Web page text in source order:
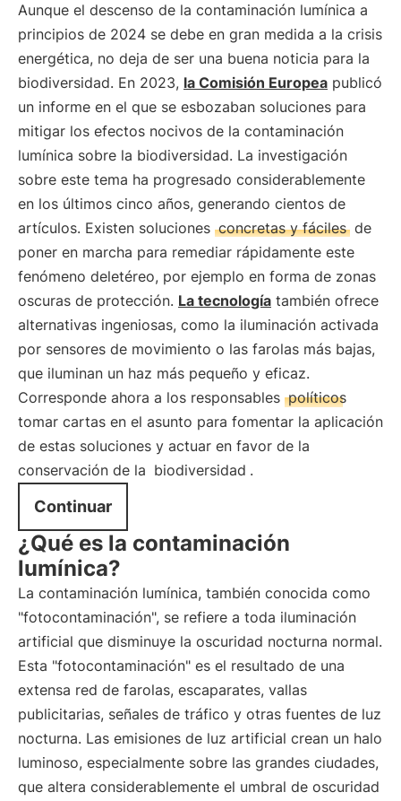
Aunque el descenso de la contaminación lumínica a
principios de 2024 se debe en gran medida a la crisis
energética, no deja de ser una buena noticia para la
biodiversidad. En 2023, la Comisión Europea publicó
un informe en el que se esbozaban soluciones para
mitigar los efectos nocivos de la contaminación
lumínica sobre la biodiversidad. La investigación
sobre este tema ha progresado considerablemente
en los últimos cinco años, generando cientos de
artículos. Existen soluciones concretas y fáciles de
poner en marcha para remediar rápidamente este
fenómeno deletéreo, por ejemplo en forma de zonas
oscuras de protección. La tecnología también ofrece
alternativas ingeniosas, como la iluminación activada
por sensores de movimiento o las farolas más bajas,
que iluminan un haz más pequeño y eficaz.
Corresponde ahora a los responsables políticos
tomar cartas en el asunto para fomentar la aplicación
de estas soluciones y actuar en favor de la
conservación de la biodiversidad .
Continuar
¿Qué es la contaminación
lumínica?
La contaminación lumínica, también conocida como
"fotocontaminación", se refiere a toda iluminación
artificial que disminuye la oscuridad nocturna normal.
Esta "fotocontaminación" es el resultado de una
extensa red de farolas, escaparates, vallas
publicitarias, señales de tráfico y otras fuentes de luz
nocturna. Las emisiones de luz artificial crean un halo
luminoso, especialmente sobre las grandes ciudades,
que altera considerablemente el umbral de oscuridad